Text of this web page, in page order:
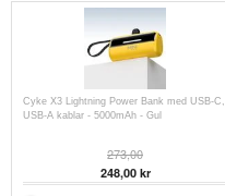
Cyke X3 Lightning Power Bank med USB-C,
USB-A kablar - 5000mAh - Gul
273,00
248,00kr